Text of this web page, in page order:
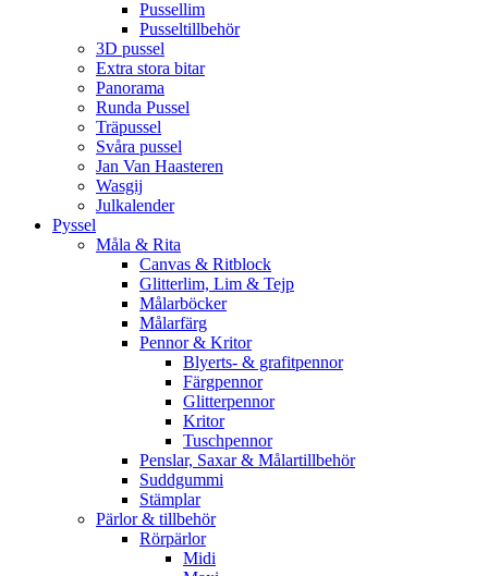
Pussellim
Pusseltillbehör
3D pussel
Extra stora bitar
Panorama
Runda Pussel
Träpussel
Svåra pussel
Jan Van Haasteren
Wasgij
Julkalender
Pyssel
Måla & Rita
Canvas & Ritblock
Glitterlim, Lim & Tejp
Målarböcker
Målarfärg
Pennor & Kritor
Blyerts- & grafitpennor
Färgpennor
Glitterpennor
Kritor
Tuschpennor
Penslar, Saxar & Målartillbehör
Suddgummi
Stämplar
Pärlor & tillbehör
Rörpärlor
Midi